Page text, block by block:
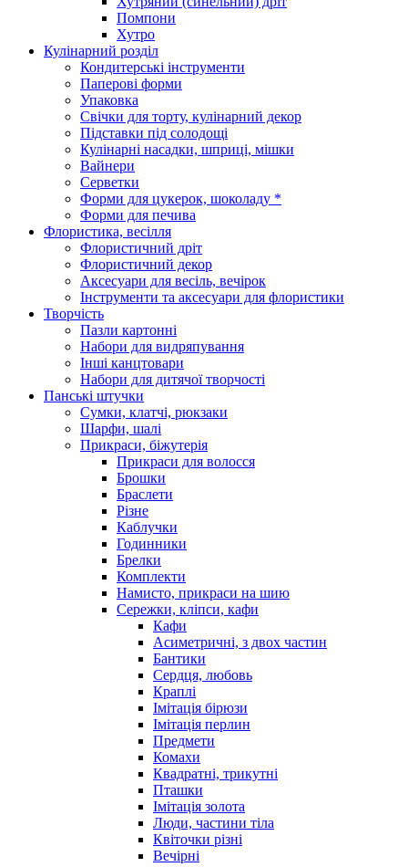
Помпони
Хутро
Кулінарний розділ
Кондитерські інструменти
Паперові форми
Упаковка
Свічки для торту, кулінарний декор
Підставки під солодощі
Кулінарні насадки, шприці, мішки
Вайнери
Серветки
Форми для цукерок, шоколаду *
Форми для печива
Флористика, весілля
Флористичний дріт
Флористичний декор
Аксесуари для весіль, вечірок
Інструменти та аксесуари для флористики
Творчість
Пазли картонні
Набори для видряпування
Інші канцтовари
Набори для дитячої творчості
Панські штучки
Сумки, клатчі, рюкзаки
Шарфи, шалі
Прикраси, біжутерія
Прикраси для волосся
Брошки
Браслети
Різне
Каблучки
Годинники
Брелки
Комплекти
Намисто, прикраси на шию
Сережки, кліпси, кафи
Кафи
Асиметричні, з двох частин
Бантики
Сердця, любовь
Краплі
Імітація бірюзи
Імітація перлин
Предмети
Комахи
Квадратні, трикутні
Пташки
Імітація золота
Люди, частини тіла
Квіточки різні
Вечірні